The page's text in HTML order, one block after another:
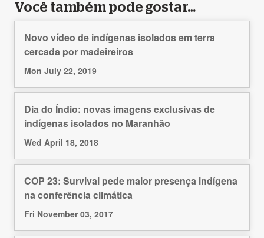
Você também pode gostar…
Novo vídeo de indígenas isolados em terra
cercada por madeireiros
Mon July 22, 2019
Dia do Índio: novas imagens exclusivas de
indígenas isolados no Maranhão
Wed April 18, 2018
COP 23: Survival pede maior presença indígena
na conferência climática
Fri November 03, 2017